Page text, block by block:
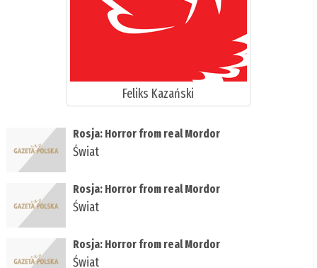
Feliks Kazański
Rosja: Horror from real Mordor
Świat
Rosja: Horror from real Mordor
Świat
Rosja: Horror from real Mordor
Świat